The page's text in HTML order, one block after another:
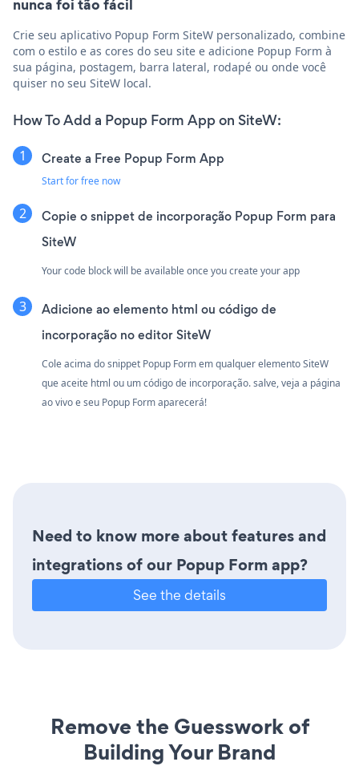
nunca foi tão fácil
Crie seu aplicativo Popup Form SiteW personalizado, combine
com o estilo e as cores do seu site e adicione Popup Form à
sua página, postagem, barra lateral, rodapé ou onde você
quiser no seu SiteW local.
How To Add a Popup Form App on SiteW:
Create a Free Popup Form App
Start for free now
Copie o snippet de incorporação Popup Form para
SiteW
Your code block will be available once you create your app
Adicione ao elemento html ou código de
incorporação no editor SiteW
Cole acima do snippet Popup Form em qualquer elemento SiteW
que aceite html ou um código de incorporação. salve, veja a página
ao vivo e seu Popup Form aparecerá!
Need to know more about features and
integrations of our Popup Form app?
See the details
Remove the Guesswork of
Building Your Brand